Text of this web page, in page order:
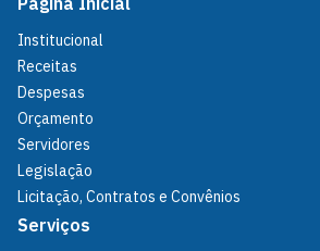
Institucional
Receitas
Despesas
Orçamento
Servidores
Legislação
Licitação, Contratos e Convênios
Serviços